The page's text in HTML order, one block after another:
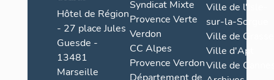
Hôtel de Région
- 27 place Jules
Guesde -
13481
Marseille
Syndicat Mixte
Provence Verte
Verdon
CC Alpes
Provence Verdon
Ville de l'Isle-
sur-la-Sorgue
Ville de Grasse
Ville d'Apt
Ville de